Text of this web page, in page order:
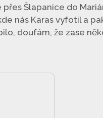
Šlapanice do
nás Karas vyfotil a
doufám, že zase